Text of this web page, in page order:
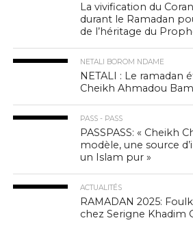
La vivification du
durant le Ramadan
de l’héritage du
NETALI BOROM NDAME
NETALI : Le ramadan
Cheikh Ahmadou
PASS - PASS
PASSPASS: « Cheikh
modèle, une source
un Islam pur »
ACTUALITÉS
RAMADAN 2025:
chez Serigne Khadim